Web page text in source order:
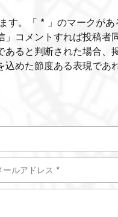
す。「 * 」のマークが
コメントすれば投稿者
ると判断された場合、
めた節度ある表現であ